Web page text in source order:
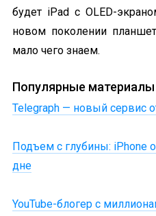
будет iPad с OLED-
новом поколении
мало чего знаем.
Популярные материалы
Telegraph — новый сервис
Подъем с глубины: iPhone
дне
YouTube-блогер с